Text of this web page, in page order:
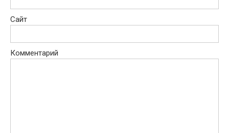
Сайт
Комментарий